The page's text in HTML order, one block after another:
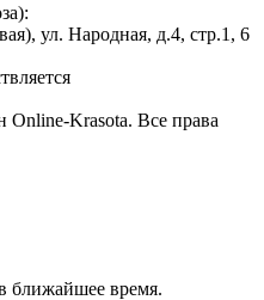
ул. Народная, д.4, стр.1, 6
Krasota. Все права
ближайшее время.